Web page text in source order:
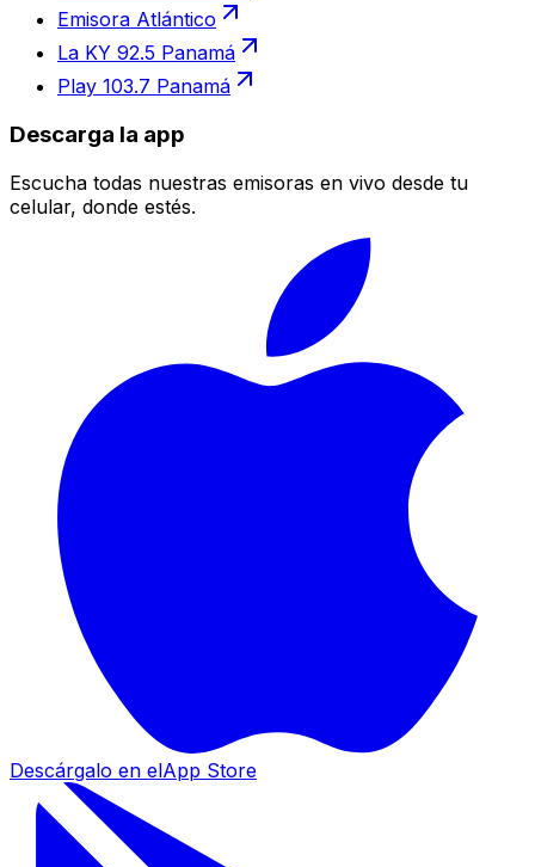
Emisora Atlántico
La KY 92.5 Panamá
Play 103.7 Panamá
Descarga la app
Escucha todas nuestras emisoras en vivo desde tu
celular, donde estés.
Descárgalo en elApp Store